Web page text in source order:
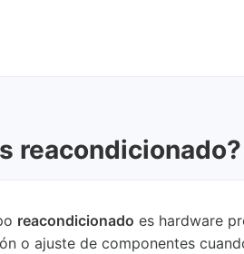
reacondicionado?
reacondicionado es hardware
o ajuste de componentes